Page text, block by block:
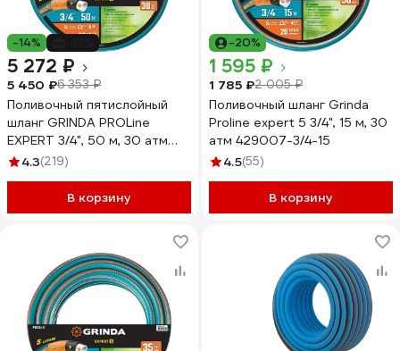
-14%
5 272 ₽
5 450 ₽6 353 ₽
Поливочный пятислойный
шланг GRINDA PROLine
EXPERT 3/4", 50 м, 30 атм
429007-3/4-50
4.3(219)
В корзину
-20%
1 595 ₽
1 785 ₽2 005 ₽
Поливочный шланг Grinda
Proline expert 5 3/4", 15 м, 30
атм 429007-3/4-15
4.5(55)
В корзину